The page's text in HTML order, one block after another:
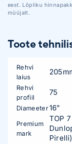
eest. Lõpliku
müüjalt.
Toote
Rehvi
laius
Rehvi
profiil
75
Diameeter16"
Premium
mark
TOP
Pirelli)